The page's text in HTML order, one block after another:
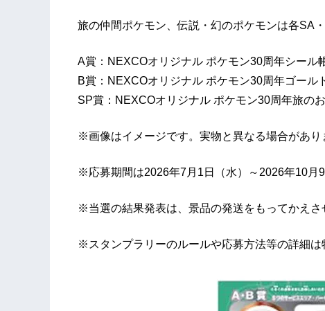
旅の仲間ポケモン、伝説・幻のポケモンは各SA
A賞：NEXCOオリジナル ポケモン30周
B賞：NEXCOオリジナル ポケモン30周年ゴ
SP賞：NEXCOオリジナル ポケモン30周年旅の
※画像はイメージです。実物と異なる場合があり
※応募期間は2026年7月1日（水）～2026年10月
※当選の結果発表は、景品の発送をもってかえさ
※スタンプラリーのルールや応募方法等の詳細は